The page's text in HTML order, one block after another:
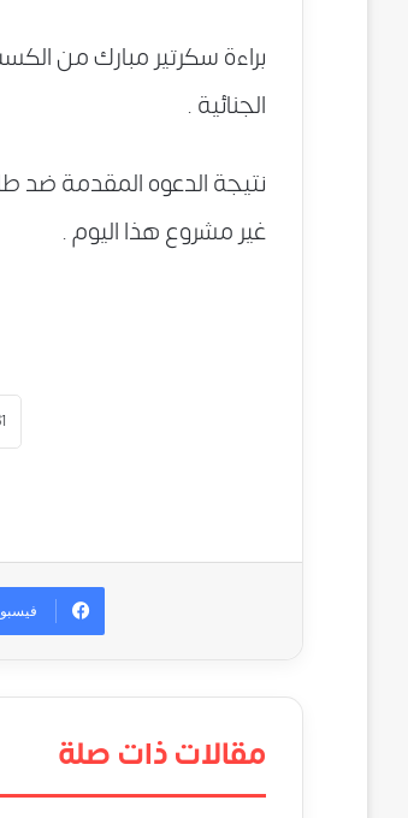
براءة سكرتير مبارك من
الجنائية .
نتيجة الدعوه المقدمة
غير مشروع هذا اليوم .
مقالات ذات صلة